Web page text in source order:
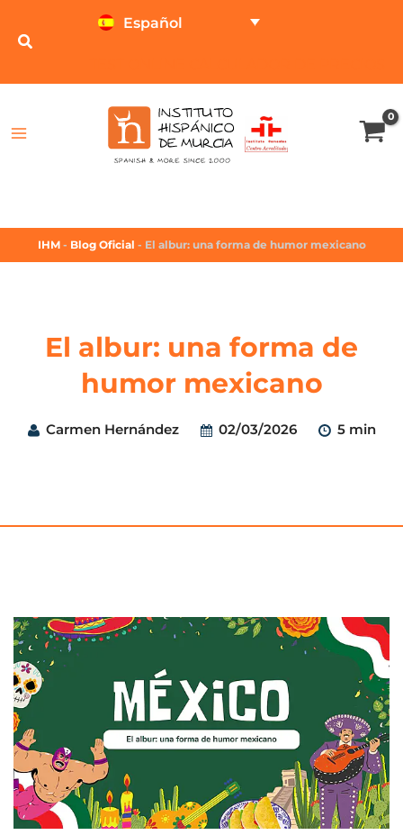
Español
IHM - Blog Oficial - El albur: una forma de humor mexicano
El albur: una forma de
humor mexicano
Carmen Hernández 02/03/2026 5 min